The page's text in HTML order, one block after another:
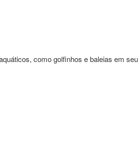
como golfinhos e baleias em